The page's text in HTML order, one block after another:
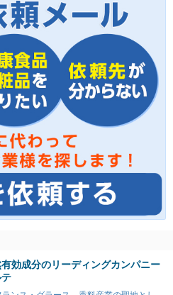
効成分のリーディングカンパニー